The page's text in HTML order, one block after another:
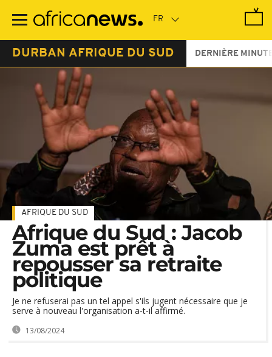
contenu
DURBAN AFRIQUE DU SUD DERNIÈRE
AFRIQUE DU SUD
Afrique du Sud : Jacob
Zuma est prêt à
repousser sa retraite
politique
Je ne refuserai pas un tel appel s'ils jugent nécessaire que je
serve à nouveau l'organisation a-t-il affirmé.
13/08/2024